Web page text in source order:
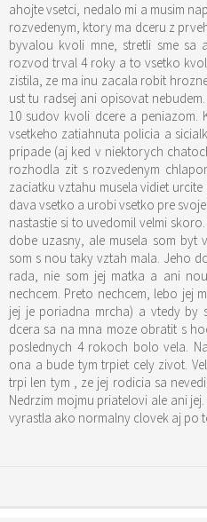
ahojte vsetci, nedalo mi a musim
rozvedenym, ktory ma dceru z
byvalou kvoli mne, stretli sme
rozvod trval 4 roky a to vsetko
zistila, ze ma inu zacala robit
ust tu radsej ani opisovat
10 sudov kvoli dcere a peniazom.
vsetkeho zatiahnuta policia a
pripade (aj ked v niektorych
rozhodla zit s rozvedenym
zaciatku vztahu musela vidiet
dava vsetko a urobi vsetko pre
nastastie si to uvedomil velmi
dobe uzasny, ale musela som byt
som s nou taky vztah mala. Jeho
rada, nie som jej matka a ani
nechcem. Preto nechcem, lebo jej
jej je poriadna mrcha) a vtedy by
dcera sa na mna moze obratit s
poslednych 4 rokoch bolo vela.
ona a bude tym trpiet cely zivot.
trpi len tym , ze jej rodicia sa
Nedrzim mojmu priatelovi ale ani
vyrastla ako normalny clovek aj po